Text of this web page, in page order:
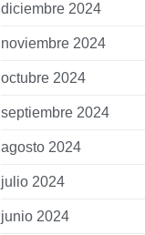
diciembre 2024
noviembre 2024
octubre 2024
septiembre 2024
agosto 2024
julio 2024
junio 2024